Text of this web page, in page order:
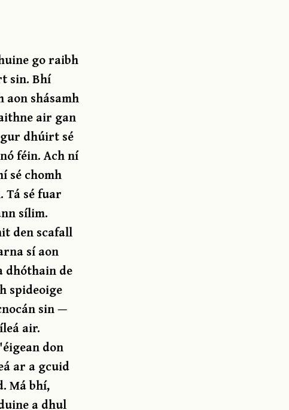
go raibh
sin. Bhí
aon shásamh
air gan
dhúirt sé
féin. Ach ní
sé chomh
Tá sé fuar
sílim.
den scafall
sí aon
dhóthain de
spideoige
sin —
air.
don
ar a gcuid
Má bhí,
a dhul